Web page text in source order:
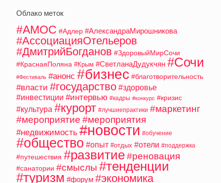
Облако меток
#АМОС #Адлер #АлександраМирошникова
#АссоциацияОтельеров
#ДмитрийБогданов #ЗдоровыйМирСочи
#КраснаяПоляна #Крым #СветланаДудукчян #Сочи
#Фестиваль #анонс #бизнес #благотворительность
#власти #государство #здоровье
#инвестиции #интервью #кадры #конкурс #кризис
#культура #курорт #лучшиепрактики #маркетинг
#мероприятие #мероприятия
#недвижимость #новости #обучение
#общество #опыт #отдых #отели #поддержка
#путешествия #развитие#реновация
#санатории #смыслы #тенденции
#туризм #форум #экономика